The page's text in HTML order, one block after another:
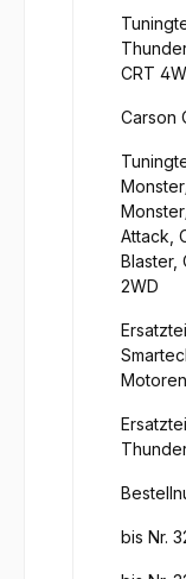
CRT
Carson
Attack,
Blaster,
2WD
Motoren
bis Nr.